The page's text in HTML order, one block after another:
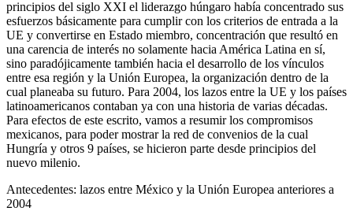
principios del siglo XXI el liderazgo húngaro había concentrado sus
esfuerzos básicamente para cumplir con los criterios de entrada a la
UE y convertirse en Estado miembro, concentración que resultó en
una carencia de interés no solamente hacia América Latina en sí,
sino paradójicamente también hacia el desarrollo de los vínculos
entre esa región y la Unión Europea, la organización dentro de la
cual planeaba su futuro. Para 2004, los lazos entre la UE y los países
latinoamericanos contaban ya con una historia de varias décadas.
Para efectos de este escrito, vamos a resumir los compromisos
mexicanos, para poder mostrar la red de convenios de la cual
Hungría y otros 9 países, se hicieron parte desde principios del
nuevo milenio.
Antecedentes: lazos entre México y la Unión Europea anteriores a
2004